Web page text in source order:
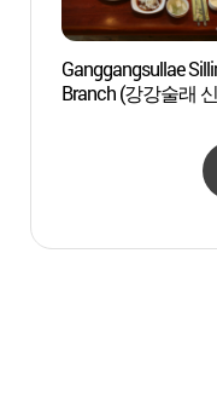
Ganggangsullae Sillim
Branch (강강술래